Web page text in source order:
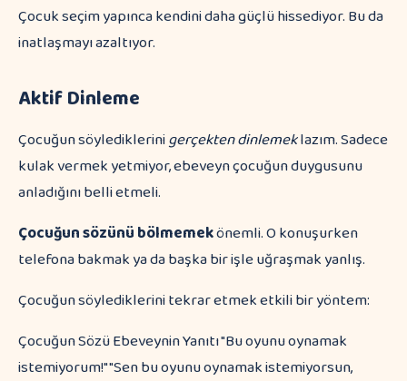
Çocuk seçim yapınca kendini daha güçlü hissediyor. Bu da
inatlaşmayı azaltıyor.
Aktif Dinleme
Çocuğun söylediklerinigerçekten dinlemeklazım. Sadece
kulak vermek yetmiyor, ebeveyn çocuğun duygusunu
anladığını belli etmeli.
Çocuğun sözünü bölmemekönemli. O konuşurken
telefona bakmak ya da başka bir işle uğraşmak yanlış.
Çocuğun söylediklerini tekrar etmek etkili bir yöntem:
Çocuğun Sözü Ebeveynin Yanıtı "Bu oyunu oynamak
istemiyorum!" "Sen bu oyunu oynamak istemiyorsun,